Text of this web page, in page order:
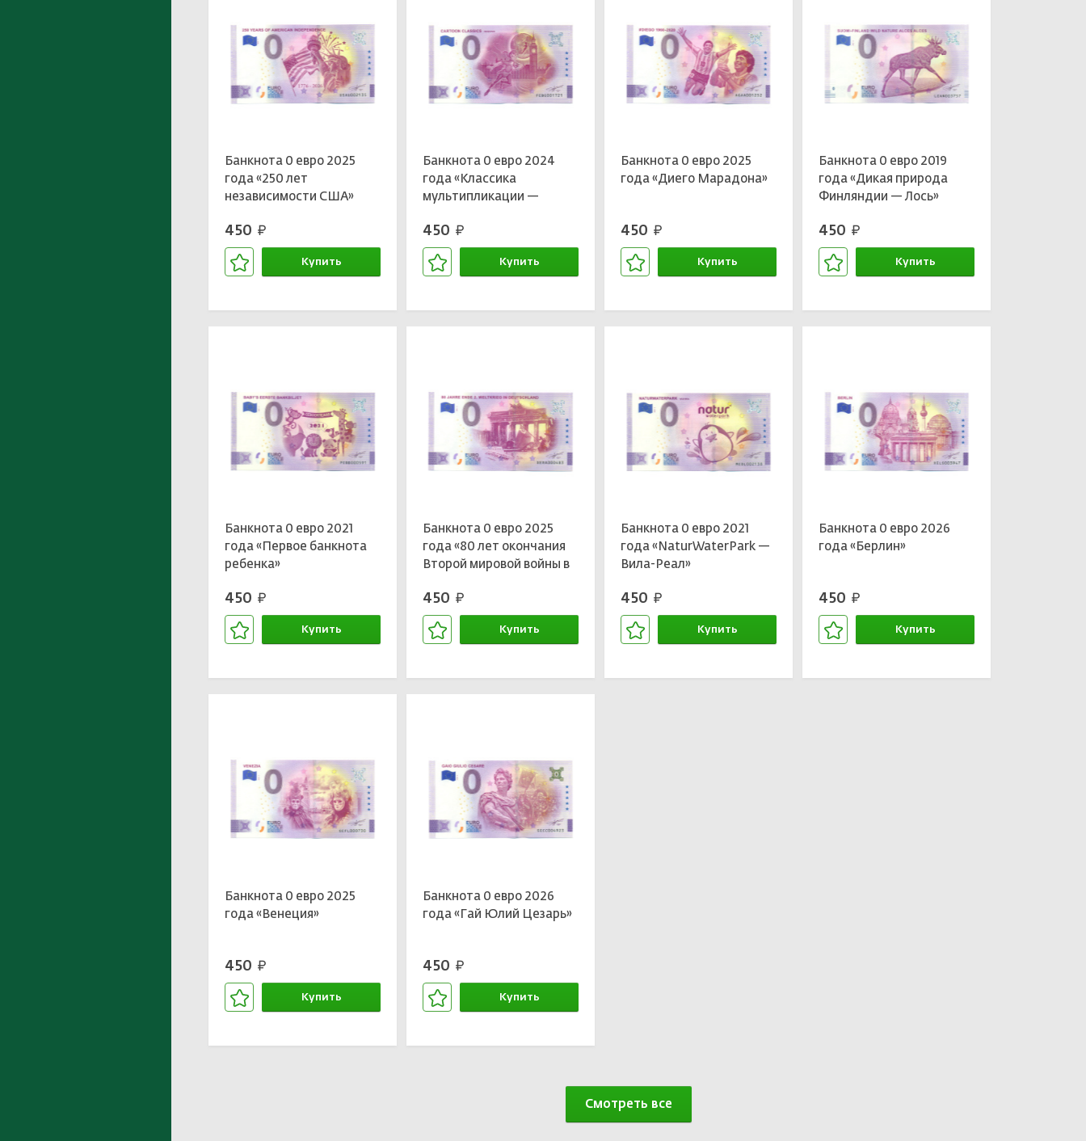
Банкнота 0 евро 2025
года «250 лет
независимости США»
450 руб.
Купить
Банкнота 0 евро 2024
года «Классика
мультипликации —
450 руб.
Купить
Банкнота 0 евро 2025
года «Диего Марадона»
450 руб.
Купить
Банкнота 0 евро 2019
года «Дикая природа
Финляндии — Лось»
450 руб.
Купить
Банкнота 0 евро 2021
года «Первое банкнота
ребенка»
450 руб.
Купить
Банкнота 0 евро 2025
года «80 лет окончания
Второй мировой войны в
450 руб.
Купить
Банкнота 0 евро 2021
года «NaturWaterPark —
Вила-Реал»
450 руб.
Купить
Банкнота 0 евро 2026
года «Берлин»
450 руб.
Купить
Банкнота 0 евро 2025
года «Венеция»
450 руб.
Купить
Банкнота 0 евро 2026
года «Гай Юлий Цезарь»
450 руб.
Купить
Смотреть все